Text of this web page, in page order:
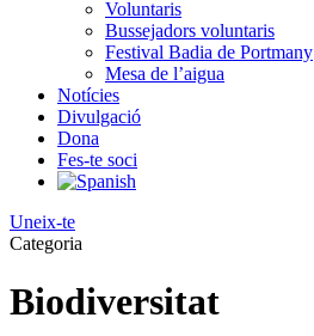
Voluntaris
Bussejadors voluntaris
Festival Badia de Portmany
Mesa de l’aigua
Notícies
Divulgació
Dona
Fes-te soci
Uneix-te
Categoria
Biodiversitat